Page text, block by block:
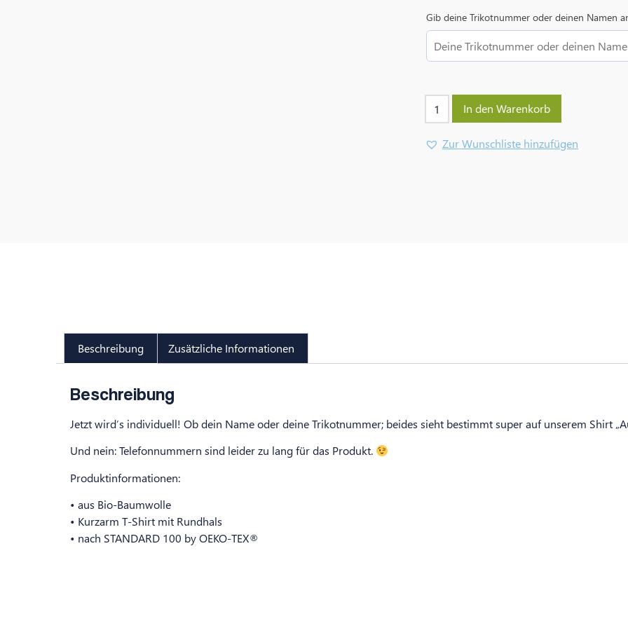
Gib deine Trikotnummer oder deinen Namen
In den Warenkorb
Zur Wunschliste hinzufügen
Beschreibung Zusätzliche Informationen
Beschreibung
Jetzt wird’s individuell! Ob dein Name oder deine Trikotnummer; beides sieht bestimmt super auf unserem Shirt
Und nein: Telefonnummern sind leider zu lang für das Produkt.
Produktinformationen:
• aus Bio-Baumwolle
• Kurzarm T-Shirt mit Rundhals
• nach STANDARD 100 by OEKO-TEX®